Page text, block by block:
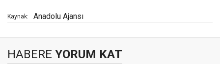
Kaynak: Anadolu Ajansı
HABERE YORUM KAT